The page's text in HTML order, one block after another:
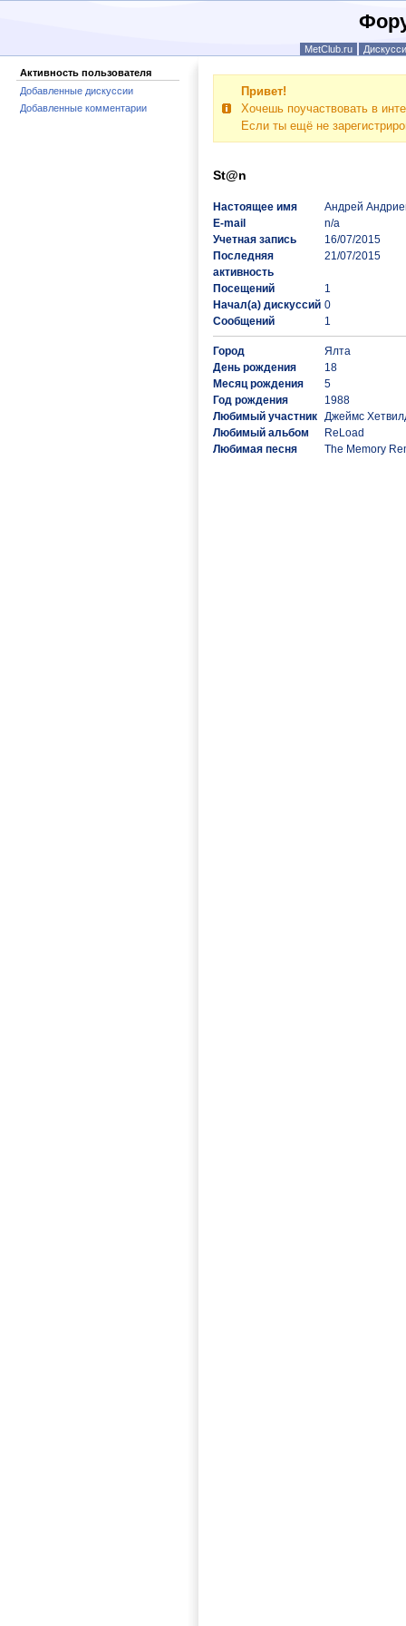
MetClub.ru
Активность пользователя
Добавленные дискуссии
Добавленные комментарии
Привет!
Хочешь поучаствовать в
Если ты ещё не
St@n
Настоящее имя
Андрей
E-mail
n/a
Учетная запись
16/07/2015
Последняя
активность
21/07/2015
Посещений
1
Начал(а) дискуссий 0
Сообщений
1
Город
Ялта
День рождения
18
Месяц рождения
5
Год рождения
1988
Любимый участник Джеймс
Любимый альбом
ReLoad
Любимая песня
The Memory